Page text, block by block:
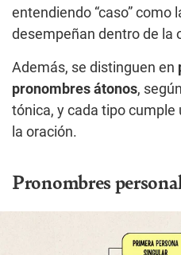
entendiendo “caso” como
desempeñan dentro de la
Además, se distinguen en
pronombres átonos,
tónica, y cada tipo
la oración.
Pronombres